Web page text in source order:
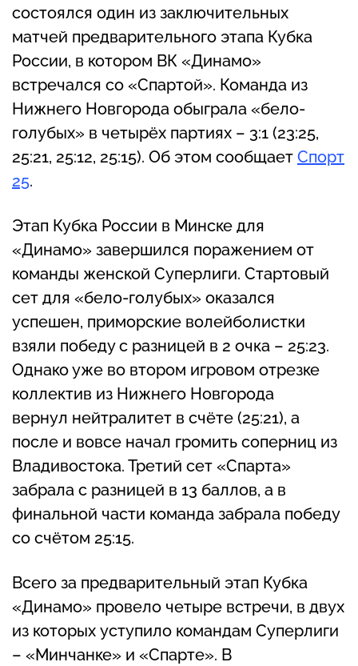
состоялся один из заключительных
матчей предварительного этапа Кубка
России, в котором ВК «Динамо»
встречался со «Спартой». Команда из
Нижнего Новгорода обыграла «бело-
голубых» в четырёх партиях – 3:1 (23:25,
25:21, 25:12, 25:15). Об этом сообщает Спорт
25.
Этап Кубка России в Минске для
«Динамо» завершился поражением от
команды женской Суперлиги. Стартовый
сет для «бело-голубых» оказался
успешен, приморские волейболистки
взяли победу с разницей в 2 очка – 25:23.
Однако уже во втором игровом отрезке
коллектив из Нижнего Новгорода
вернул нейтралитет в счёте (25:21), а
после и вовсе начал громить соперниц из
Владивостока. Третий сет «Спарта»
забрала с разницей в 13 баллов, а в
финальной части команда забрала победу
со счётом 25:15.
Всего за предварительный этап Кубка
«Динамо» провело четыре встречи, в двух
из которых уступило командам Суперлиги
– «Минчанке» и «Спарте». В